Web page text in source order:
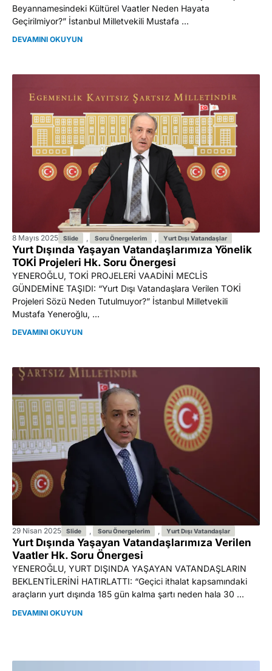
Beyannamesindeki Kültürel Vaatler Neden Hayata
Geçirilmiyor?” İstanbul Milletvekili Mustafa ...
DEVAMINI OKUYUN
8 Mayıs 2025 Slide Soru Önergelerim Yurt Dışı Vatandaşlar
Yurt Dışında Yaşayan Vatandaşlarımıza Yönelik
TOKİ Projeleri Hk. Soru Önergesi
YENEROĞLU, TOKİ PROJELERİ VAADİNİ MECLİS
GÜNDEMİNE TAŞIDI: “Yurt Dışı Vatandaşlara Verilen TOKİ
Projeleri Sözü Neden Tutulmuyor?” İstanbul Milletvekili
Mustafa Yeneroğlu, ...
DEVAMINI OKUYUN
29 Nisan 2025 Slide , Soru Önergelerim , Yurt Dışı Vatandaşlar
Yurt Dışında Yaşayan Vatandaşlarımıza Verilen
Vaatler Hk. Soru Önergesi
YENEROĞLU, YURT DIŞINDA YAŞAYAN VATANDAŞLARIN
BEKLENTİLERİNİ HATIRLATTI: “Geçici ithalat kapsamındaki
araçların yurt dışında 185 gün kalma şartı neden hala 30 ...
DEVAMINI OKUYUN